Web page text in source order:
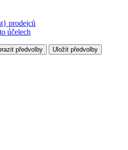
prodejců
účelech
předvolby Uložit předvolby